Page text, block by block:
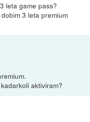
leta game pass?
3 leta premium
aktiviram?